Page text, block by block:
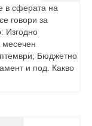
в сферата на
говори за
Изгодно
Бюджетно
и под. Какво